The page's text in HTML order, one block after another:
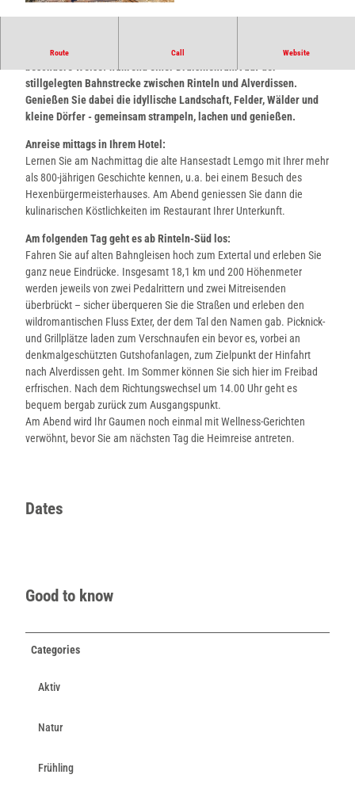
3
1
1
1
1
6
5
_
F
a
m
i
l
i
e
_
i
n
_
F
x
Route Call Website
Erkunden Sie einen Teil vom Land des Hermann auf ganz
stillgelegten Bahnstrecke zwischen Rinteln und Alverdissen.
Genießen Sie dabei die idyllische Landschaft, Felder, Wälder und
kleine Dörfer - gemeinsam strampeln, lachen und genießen.
Anreise mittags in Ihrem Hotel:
Lernen Sie am Nachmittag die alte Hansestadt Lemgo mit Ihrer mehr
als 800-jährigen Geschichte kennen, u.a. bei einem Besuch des
Hexenbürgermeisterhauses. Am Abend geniessen Sie dann die
kulinarischen Köstlichkeiten im Restaurant Ihrer Unterkunft.
Am folgenden Tag geht es ab Rinteln-Süd los:
Fahren Sie auf alten Bahngleisen hoch zum Extertal und erleben Sie
ganz neue Eindrücke. Insgesamt 18,1 km und 200 Höhenmeter
werden jeweils von zwei Pedalrittern und zwei Mitreisenden
überbrückt – sicher überqueren Sie die Straßen und erleben den
wildromantischen Fluss Exter, der dem Tal den Namen gab. Picknick-
und Grillplätze laden zum Verschnaufen ein bevor es, vorbei an
denkmalgeschützten Gutshofanlagen, zum Zielpunkt der Hinfahrt
nach Alverdissen geht. Im Sommer können Sie sich hier im Freibad
erfrischen. Nach dem Richtungswechsel um 14.00 Uhr geht es
bequem bergab zurück zum Ausgangspunkt.
Am Abend wird Ihr Gaumen noch einmal mit Wellness-Gerichten
verwöhnt, bevor Sie am nächsten Tag die Heimreise antreten.
Dates
Good to know
Categories
Aktiv
Natur
Frühling